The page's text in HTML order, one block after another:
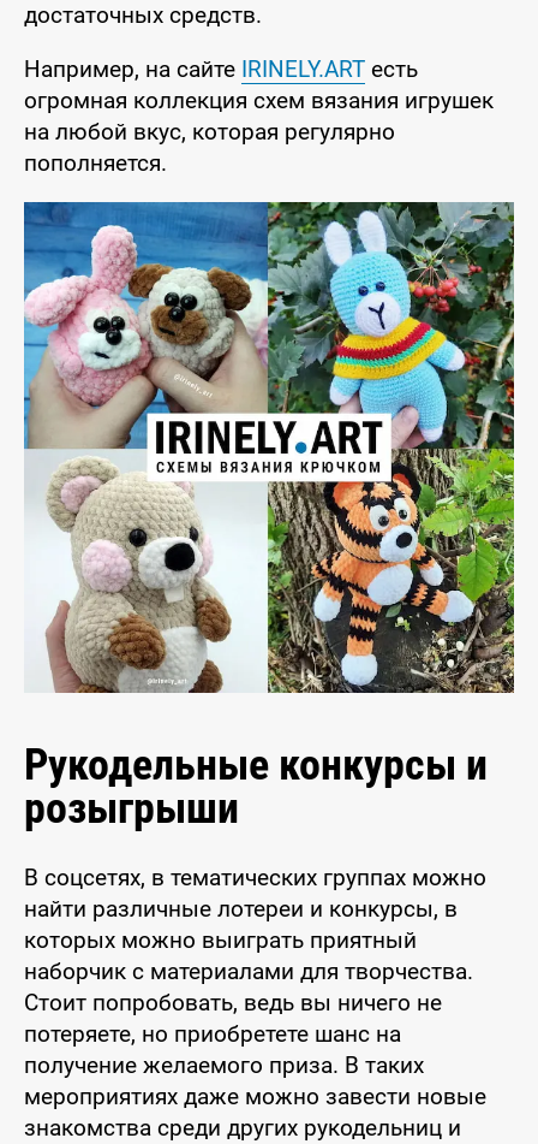
достаточных средств.
Например, на сайте IRINELY.ART есть
огромная коллекция схем вязания игрушек
на любой вкус, которая регулярно
пополняется.
Рукодельные конкурсы и
розыгрыши
В соцсетях, в тематических группах можно
найти различные лотереи и конкурсы, в
которых можно выиграть приятный
наборчик с материалами для творчества.
Стоит попробовать, ведь вы ничего не
потеряете, но приобретете шанс на
получение желаемого приза. В таких
мероприятиях даже можно завести новые
знакомства среди других рукодельниц и